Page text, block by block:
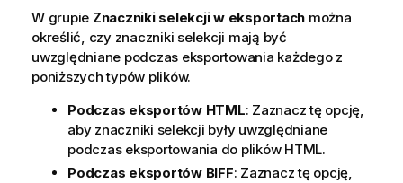
W grupie Znaczniki selekcji w eksportach można
określić, czy znaczniki selekcji mają być
uwzględniane podczas eksportowania każdego z
poniższych typów plików.
Podczas eksportów HTML: Zaznacz tę opcję,
aby znaczniki selekcji były uwzględniane
podczas eksportowania do plików HTML.
Podczas eksportów BIFF: Zaznacz tę opcję,